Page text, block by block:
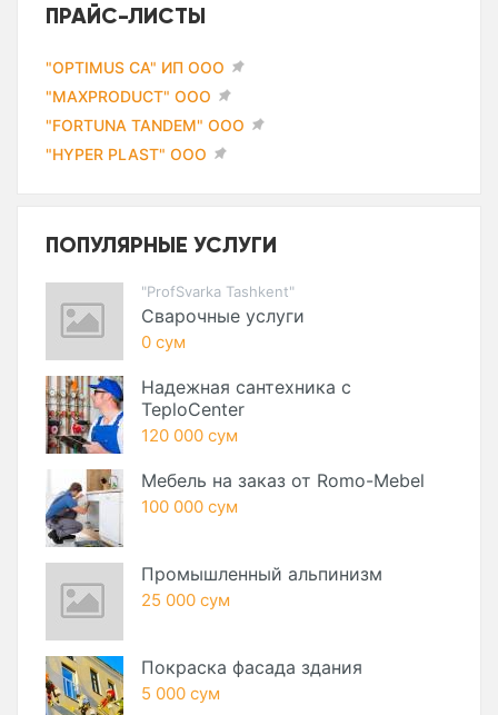
ПРАЙС-ЛИСТЫ
"OPTIMUS CA" ИП ООО
"MAXPRODUCT" ООО
"FORTUNA TANDEM" ООО
"HYPER PLAST" ООО
ПОПУЛЯРНЫЕ УСЛУГИ
"ProfSvarka Tashkent"
Сварочные услуги
0 сум
Надежная сантехника с
TeploCenter
120 000 сум
Мебель на заказ от Romo-Mebel
100 000 сум
Промышленный альпинизм
25 000 сум
Покраска фасада здания
5 000 сум